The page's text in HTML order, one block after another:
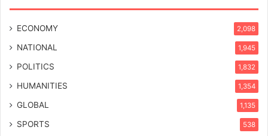
ECONOMY 2,098
NATIONAL 1,945
POLITICS 1,832
HUMANITIES 1,354
GLOBAL 1,135
SPORTS 538